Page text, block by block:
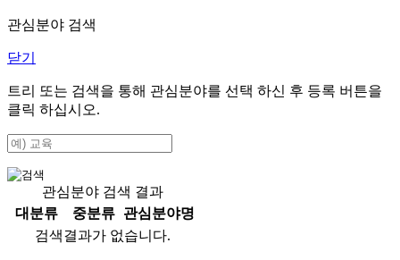
관심분야 검색
닫기
트리 또는 검색을 통해 관심분야를 선택 하신 후 등록 버튼을
클릭 하십시오.
관심분야 검색 결과
대분류
중분류
관심분야명
검색결과가 없습니다.